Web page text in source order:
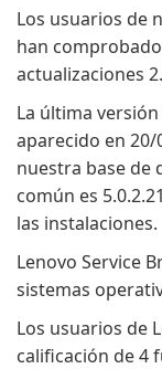
Los usuarios de
han
actualizaciones
La última versión
aparecido en
nuestra base de
común es
las instalaciones.
Lenovo Service
sistemas
Los usuarios de
calificación de 4